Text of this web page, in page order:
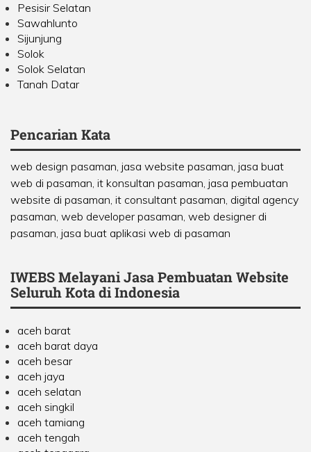
Pesisir Selatan
Sawahlunto
Sijunjung
Solok
Solok Selatan
Tanah Datar
Pencarian Kata
web design pasaman, jasa website pasaman, jasa buat
web di pasaman, it konsultan pasaman, jasa pembuatan
website di pasaman, it consultant pasaman, digital agency
pasaman, web developer pasaman, web designer di
pasaman, jasa buat aplikasi web di pasaman
IWEBS Melayani Jasa Pembuatan Website
Seluruh Kota di Indonesia
aceh barat
aceh barat daya
aceh besar
aceh jaya
aceh selatan
aceh singkil
aceh tamiang
aceh tengah